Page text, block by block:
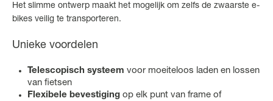
Het slimme ontwerp maakt het mogelijk om zelfs de zwaarste e-
bikes veilig te transporteren.
Unieke voordelen
Telescopisch systeem voor moeiteloos laden en lossen
van fietsen
Flexibele bevestiging op elk punt van frame of